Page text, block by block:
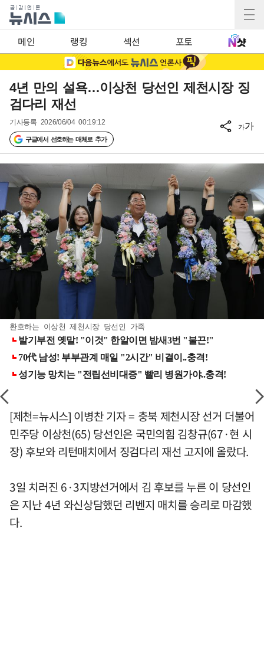
메인 랭킹 섹션 포토
4년 만의 설욕…이상천 당선인 제천시장 징
검다리 재선
기사등록 2026/06/04 00:19:12
구글에서 선호하는 매체로 추가
가가
환호하는 이상천 제천시장 당선인 가족
[제천=뉴시스] 이병찬 기자 = 충북 제천시장 선거 더불어
민주당 이상천(65) 당선인은 국민의힘 김창규(67·현 시
장) 후보와 리턴매치에서 징검다리 재선 고지에 올랐다.
3일 치러진 6·3지방선거에서 김 후보를 누른 이 당선인
은 지난 4년 와신상담했던 리벤지 매치를 승리로 마감했
다.